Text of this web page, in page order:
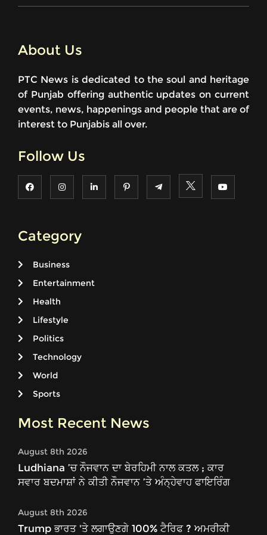
About Us
PTC News is dedicated to the soul and heritage
of Punjab offering authentic updates on current
events, news, happenings and people that are of
interest to Punjabis all over.
Follow Us
Category
Business
Entertainment
Health
Lifestyle
Politics
Technology
World
Sports
Most Recent News
August 8th 2026
Ludhiana ’ਚ ਨੌਜਵਾਨ ਦਾ ਬੇਰਹਿਮੀ ਨਾਲ ਕਤਲ ; ਕਾਰ
ਸਵਾਰ ਬਦਮਾਸ਼ਾਂ ਨੇ ਕੀਤੀ ਨੌਜਵਾਨ ’ਤੇ ਅੰਨ੍ਹੇਵਾਹ ਫਾਇਰਿੰਗ
August 8th 2026
Trump ਭਾਰਤ 'ਤੇ ਲਗਾਉਣਗੇ 100% ਟੈਰਿਫ ? ਅਮਰੀਕੀ